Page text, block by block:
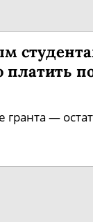
гранта —